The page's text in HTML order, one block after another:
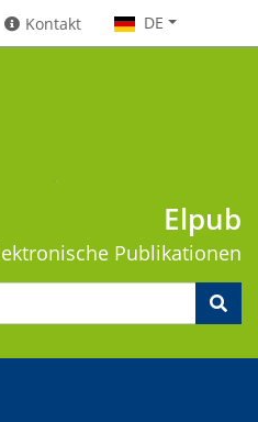
Kontakt DE
Elpub
Publikationen